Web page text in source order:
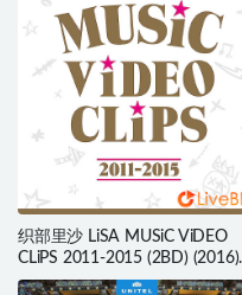
织部里沙 LiSA MUSiC ViDEO
CLiPS 2011-2015 (2BD) (2016)
BD蓝光原盘 50.5G